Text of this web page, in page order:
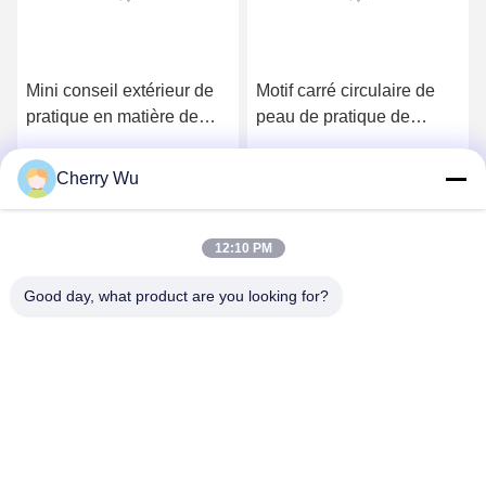
Mini conseil extérieur de
pratique en matière de
de silicone de peau de
pratique en matière de
Obtenez le meilleur prix
Motif carré circulaire de
peau de pratique de
Cherry Wu
12:10 PM
Good day, what product are you looking for?